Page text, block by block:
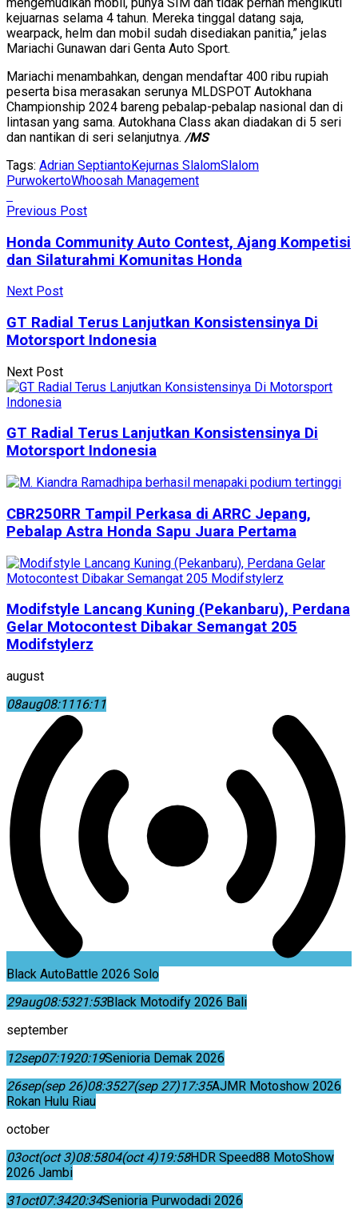
kejuarnas selama 4 tahun. Mereka tinggal datang saja,
wearpack, helm dan mobil sudah disediakan panitia,” jelas
Mariachi Gunawan dari Genta Auto Sport.
Mariachi menambahkan, dengan mendaftar 400 ribu rupiah
peserta bisa merasakan serunya MLDSPOT Autokhana
Championship 2024 bareng pebalap-pebalap nasional dan di
lintasan yang sama. Autokhana Class akan diadakan di 5 seri
dan nantikan di seri selanjutnya. /MS
Tags: Adrian SeptiantoKejurnas SlalomSlalom
PurwokertoWhoosah Management
Previous Post
Honda Community Auto Contest, Ajang Kompetisi
dan Silaturahmi Komunitas Honda
Next Post
GT Radial Terus Lanjutkan Konsistensinya Di
Motorsport Indonesia
Next Post
GT Radial Terus Lanjutkan Konsistensinya Di
Motorsport Indonesia
CBR250RR Tampil Perkasa di ARRC Jepang,
Pebalap Astra Honda Sapu Juara Pertama
Modifstyle Lancang Kuning (Pekanbaru), Perdana
Gelar Motocontest Dibakar Semangat 205
Modifstylerz
august
08aug08:1116:11
Black AutoBattle 2026 Solo
29aug08:5321:53Black Motodify 2026 Bali
september
12sep07:1920:19Senioria Demak 2026
26sep(sep 26)08:3527(sep 27)17:35AJMR Motoshow 2026
Rokan Hulu Riau
october
03oct(oct 3)08:5804(oct 4)19:58HDR Speed88 MotoShow
2026 Jambi
31oct07:3420:34Senioria Purwodadi 2026